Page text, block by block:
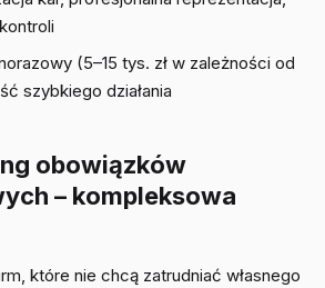
(5–15 tys. zł w zależności od
szybkiego działania
obowiązków
– kompleksowa
które nie chcą zatrudniać własnego